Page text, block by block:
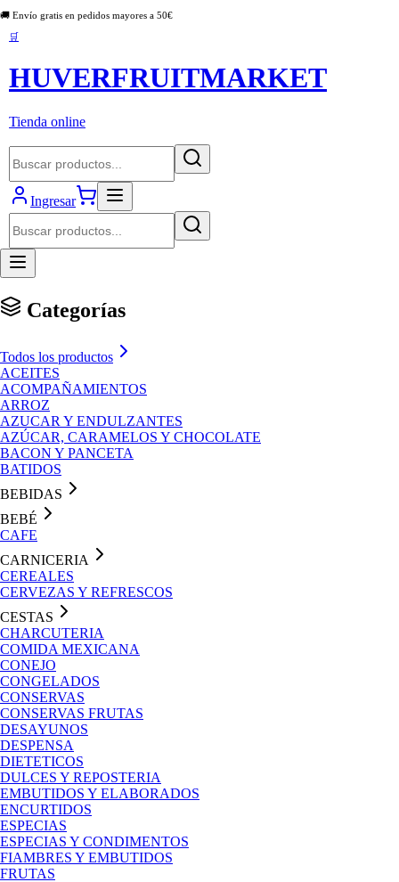
🚚 Envío gratis en pedidos mayores a 50€
🛒
HUVERFRUITMARKET
Tienda online
Ingresar
Categorías
Todos los productos
ACEITES
ACOMPAÑAMIENTOS
ARROZ
AZUCAR Y ENDULZANTES
AZÚCAR, CARAMELOS Y CHOCOLATE
BACON Y PANCETA
BATIDOS
BEBIDAS
BEBÉ
CAFE
CARNICERIA
CEREALES
CERVEZAS Y REFRESCOS
CESTAS
CHARCUTERIA
COMIDA MEXICANA
CONEJO
CONGELADOS
CONSERVAS
CONSERVAS FRUTAS
DESAYUNOS
DESPENSA
DIETETICOS
DULCES Y REPOSTERIA
EMBUTIDOS Y ELABORADOS
ENCURTIDOS
ESPECIAS
ESPECIAS Y CONDIMENTOS
FIAMBRES Y EMBUTIDOS
FRUTAS